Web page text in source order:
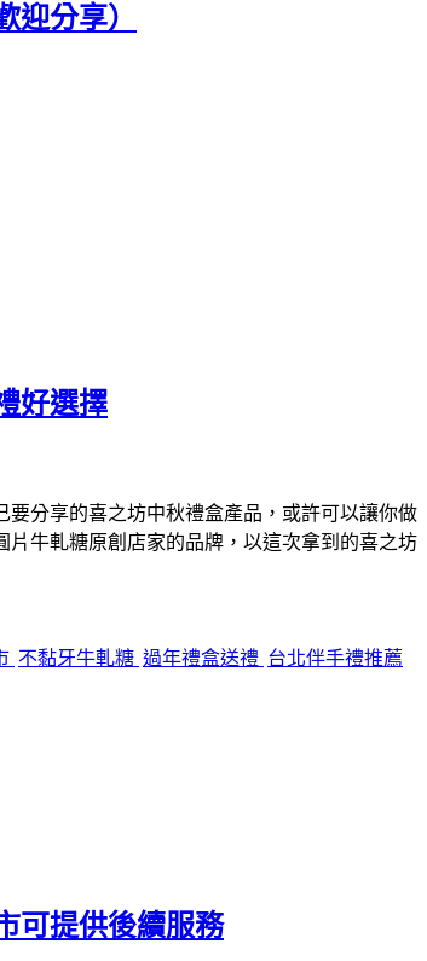
分享）
好選擇
分享的喜之坊中秋禮盒產品，或許可以讓你做
牛軋糖原創店家的品牌，以這次拿到的喜之坊
不黏牙牛軋糖 過年禮盒送禮 台北伴手禮推薦
可提供後續服務